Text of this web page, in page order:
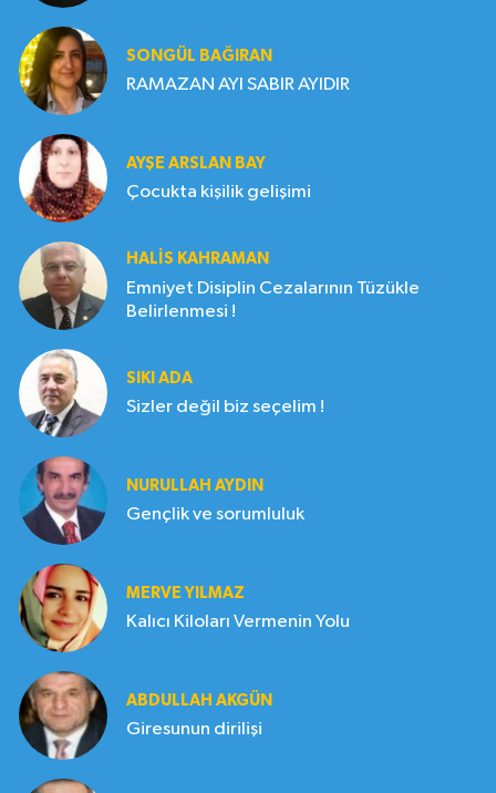
SONGÜL BAĞIRAN
RAMAZAN AYI SABIR AYIDIR
AYŞE ARSLAN BAY
Çocukta kişilik gelişimi
HALIS KAHRAMAN
Emniyet Disiplin Cezalarının Tüzükle
Belirlenmesi !
SIKI ADA
Sizler değil biz seçelim !
NURULLAH AYDIN
Gençlik ve sorumluluk
MERVE YILMAZ
Kalıcı Kiloları Vermenin Yolu
ABDULLAH AKGÜN
Giresunun dirilişi